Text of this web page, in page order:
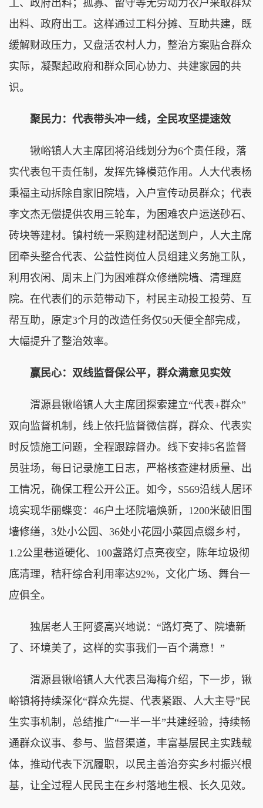
工、政府出料；孤寡、留守等无劳动力农户采取群众
出料、政府出工。这样通过工料分摊、互助共建，既
缓解财政压力，又盘活农村人力，整治方案贴合群众
实际，凝聚起政府和群众同心协力、共建家园的共
识。
聚民力：代表带头冲一线，全民攻坚提速效
锹峪镇人大主席团将沿线划分为6个责任段，落
实代表包干责任制，发挥先锋模范作用。人大代表杨
秉福主动拆除自家旧院墙，入户宣传动员群众；代表
李文杰无偿提供农用三轮车，为困难农户运送砂石、
砖块等建材。镇村统一采购建材配送到户，人大主席
团牵头整合代表、公益性岗位人员组建义务施工队，
利用农闲、周末上门为困难群众修缮院墙、清理庭
院。在代表们的示范带动下，村民主动投工投劳、互
帮互助，原定3个月的改造任务仅50天便全部完成，
大幅提升了整治效率。
赢民心：双线监督保公平，群众满意见实效
渭源县锹峪镇人大主席团探索建立“代表+群众”
双向监督机制，线上依托监督微信群，群众、代表实
时反馈施工问题，全程跟踪督办。线下安排5名监督
员驻场，每日记录施工日志，严格核查建材质量、出
工情况，确保工程公开公正。如今，S569沿线人居环
境实现华丽蝶变：46户土坯院墙焕新，1200米破旧围
墙修缮，3处小公园、36处小花园小菜园点缀乡村，
1.2公里巷道硬化、100盏路灯点亮夜空，陈年垃圾彻
底清理，秸秆综合利用率达92%，文化广场、舞台一
应俱全。
独居老人王阿婆高兴地说：“路灯亮了、院墙新
了、环境美了，这样的实事我们一百个满意！”
渭源县锹峪镇人大代表吕海梅介绍，下一步，锹
峪镇将持续深化“群众先提、代表紧跟、人大主导”民
生实事机制，总结推广“一半一半”共建经验，持续畅
通群众议事、参与、监督渠道，丰富基层民主实践载
体，推动代表下沉履职，以民主善治夯实乡村振兴根
基，让全过程人民民主在乡村落地生根、长久见效。